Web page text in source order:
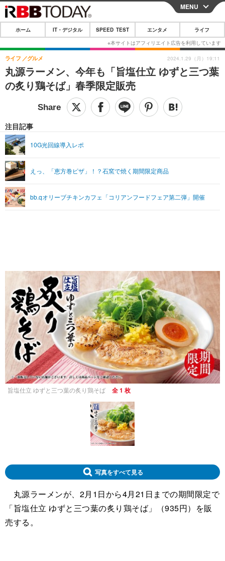
CLOSE
ホーム
IT・デジタル
IT・デジタルTOP スマートフォン
ネタ
ショッピング その他
SPEED TEST
エンタメTOP 映画・ドラマ
グラビア ブログ
ショッピング その他
ライフTOP
リリース一覧
プッシュ通知の停止方法
MENU
ホーム IT・デジタル SPEED TEST エンタメ ライフ
丸源ラーメン、今年も「旨塩仕立 ゆずと三つ葉
の炙り鶏そば」春季限定販売
ライフ グルメ
注目記事
10G光回線導入レポ
えっ、「恵方巻ピザ」！？石窯で焼く期間限定商品
bb.qオリーブチキンカフェ「コリアンフードフェア第二弾」開催
2024.1.29（月）19:11
旨塩仕立 ゆずと三つ葉の炙り鶏そば 全 1 枚
写真をすべて見る
丸源ラーメンが、2月1日から4月21日までの期間限定で
「旨塩仕立 ゆずと三つ葉の炙り鶏そば」（935円）を販
売する。